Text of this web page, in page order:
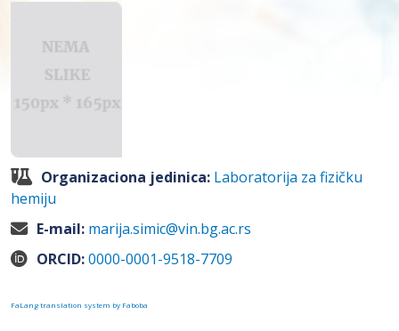
Organizaciona jedinica: Laboratorija za fizičku
hemiju
E-mail: marija.simic@vin.bg.ac.rs
ORCID:0000-0001-9518-7709
FaLang translation system by Faboba